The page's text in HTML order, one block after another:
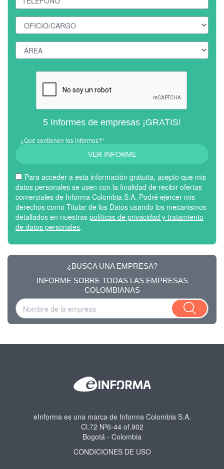
5 Informes de empresas ¡GRATIS!
¿Qué contienen los informes?*
VER INFORME
Para acceder a esta información gratuita, acepto que mis
datos personales se usen con la finalidad de recibir ofertas
comerciales de Informa Colombia S.A. Podré ejercer mis
derechos como Titular de los Datos usando los mecanismos
detallados en nuestras políticas de privacidad y tratamiento
de datos personales.
¿BUSCA UNA EMPRESA?
INFORME SOBRE TODAS LAS EMPRESAS
COLOMBIANAS
eInforma es una marca de Informa Colombia S.A.
Cl.72 Nº6-44 of.902
Bogotá - Colombia
CONDICIONES DE USO